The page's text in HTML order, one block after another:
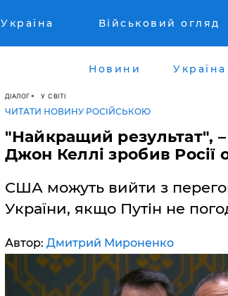
Україна Військовий огляд
Новини Україна
ДІАЛОГ У СВІТІ
ЧИТАТИ НОВИНУ РОСІЙСЬКОЮ
"Найкращий результат",
Джон Келлі зробив Росії
США можуть вийти з
України, якщо Путін не
Автор: Дмитрий Мироненко